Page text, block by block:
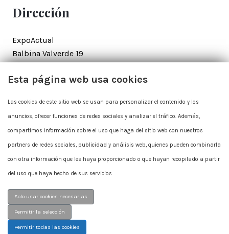
Dirección
ExpoActual
Balbina Valverde 19
expoactual@expoactual.com
Esta página web usa cookies
Las cookies de este sitio web se usan para personalizar el contenido y los
anuncios, ofrecer funciones de redes sociales y analizar el tráfico. Además,
compartimos información sobre el uso que haga del sitio web con nuestros
partners de redes sociales, publicidad y análisis web, quienes pueden combinarla
con otra información que les haya proporcionado o que hayan recopilado a partir
del uso que haya hecho de sus servicios
Solo usar cookies necesarias
Permitir la selección
Permitir todas las cookies